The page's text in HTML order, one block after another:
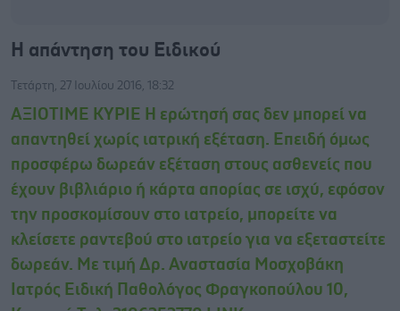
Η απάντηση του Ειδικού
Τετάρτη, 27 Ιουλίου 2016, 18:32
ΑΞΙΟΤΙΜΕ ΚΥΡΙΕ Η ερώτησή σας δεν μπορεί να
απαντηθεί χωρίς ιατρική εξέταση. Επειδή όμως
προσφέρω δωρεάν εξέταση στους ασθενείς που
έχουν βιβλιάριο ή κάρτα απορίας σε ισχύ, εφόσον
την προσκομίσουν στο ιατρείο, μπορείτε να
κλείσετε ραντεβού στο ιατρείο για να εξεταστείτε
δωρεάν. Με τιμή Δρ. Αναστασία Μοσχοβάκη
Ιατρός Ειδική Παθολόγος Φραγκοπούλου 10,